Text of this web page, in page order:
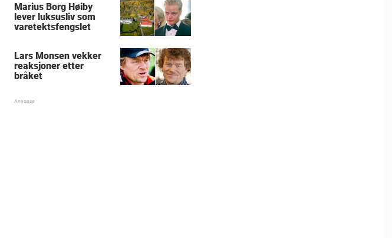
Marius Borg Høiby
lever luksusliv som
varetektsfengslet
Lars Monsen vekker
reaksjoner etter
bråket